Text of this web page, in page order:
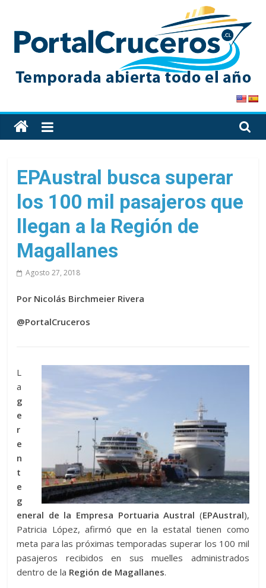
content
PortalCruceros
Toda
la
de
cruceros
un
sitio
EPAustral busca superar
los 100 mil pasajeros que
llegan a la Región de
Magallanes
Agosto 27, 2018
Por Nicolás Birchmeier Rivera
@PortalCruceros
L
a
g
e
r
e
n
t
e
g
eneral de la Empresa Portuaria Austral (EPAustral),
Patricia López, afirmó que en la estatal tienen como
meta para las próximas temporadas superar los 100 mil
pasajeros recibidos en sus muelles administrados
dentro de la Región de Magallanes.